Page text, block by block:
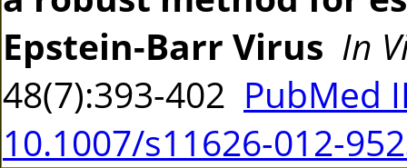
Epstein-Barr Virus In
48(7):393-402 PubMed
10.1007/s11626-012-